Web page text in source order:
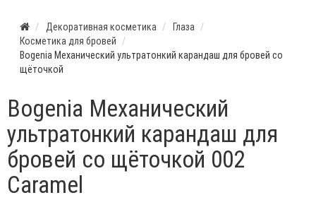
Декоративная косметика
Глаза
Косметика для бровей
Bogenia Механический ультратонкий карандаш для бровей со
щёточкой
Bogenia Механический
ультратонкий карандаш для
бровей со щёточкой 002
Caramel